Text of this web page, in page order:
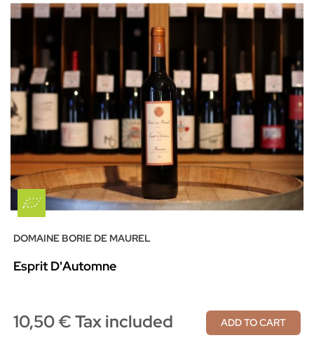
DOMAINE BORIE DE MAUREL
Esprit D'Automne
10,50 € Tax included ADD TO CART